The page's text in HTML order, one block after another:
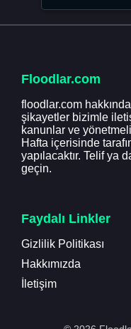
Floodlar.com
floodlar.com
şikayetler bizimle
kanunlar ve
Hafta içerisinde
yapılacaktır. Telif ya
geçin.
Faydalı Linkler
Gizlilik Politikası
Hakkımızda
İletişim